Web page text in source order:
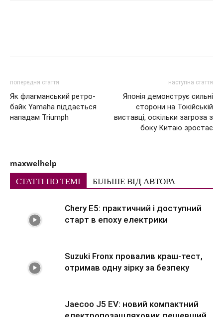
попередня стаття
Як флагманський ретро-
байк Yamaha піддається
нападам Triumph
наступна стаття
Японія демонструє сильні
сторони на Токійській
виставці, оскільки загроза з
боку Китаю зростає
maxwelhelp
СТАТТІ ПО ТЕМІ БІЛЬШЕ ВІД АВТОРА
Chery E5: практичний і доступний
старт в епоху електрики
Suzuki Fronx провалив краш-тест,
отримав одну зірку за безпеку
Jaecoo J5 EV: новий компактний